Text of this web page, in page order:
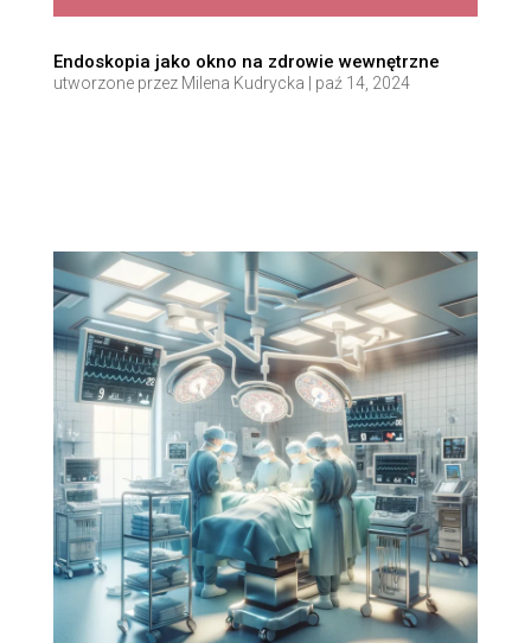
Endoskopia jako okno na zdrowie wewnętrzne
utworzone przez Milena Kudrycka paź 14, 2024